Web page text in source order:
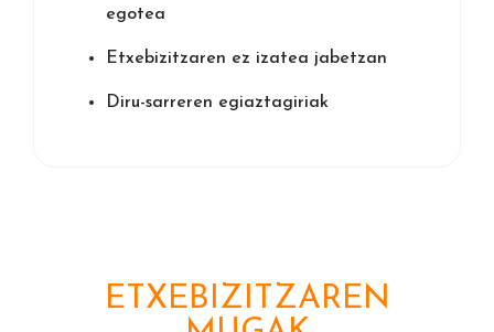
egotea
Etxebizitzaren ez izatea jabetzan
Diru-sarreren egiaztagiriak
ETXEBIZITZAREN